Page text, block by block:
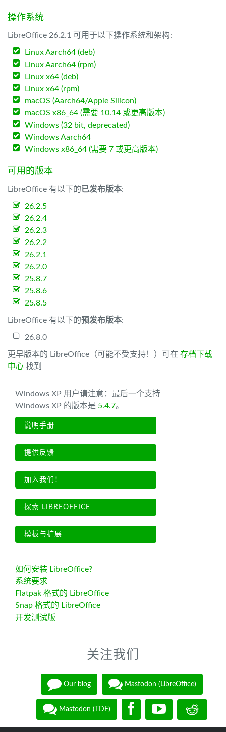
操作系统
LibreOffice 26.2.1 可用于以下操作系统和架构:
Linux Aarch64 (deb)
Linux Aarch64 (rpm)
Linux x64 (deb)
Linux x64 (rpm)
macOS (Aarch64/Apple Silicon)
macOS x86_64 (需要 10.14 或更高版本)
Windows (32 bit, deprecated)
Windows Aarch64
Windows x86_64 (需要 7 或更高版本)
可用的版本
LibreOffice 有以下的已发布版本:
26.2.5
26.2.4
26.2.3
26.2.2
26.2.1
26.2.0
25.8.7
25.8.6
25.8.5
LibreOffice 有以下的预发布版本:
26.8.0
更早版本的 LibreOffice（可能不受支持！）可在 存档下载
中心 找到
Windows XP 用户请注意：最后一个支持
Windows XP 的版本是 5.4.7。
说明手册
提供反馈
加入我们！
探索 LIBREOFFICE
模板与扩展
如何安装 LibreOffice?
系统要求
Flatpak 格式的 LibreOffice
Snap 格式的 LibreOffice
开发测试版
关注我们
Our blog Mastodon (LibreOffice)
Mastodon (TDF)